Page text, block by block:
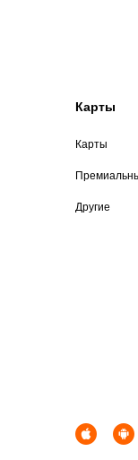
Карты
Карты
Другие